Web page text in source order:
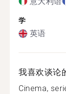
学
英语
我喜欢谈论
Cinema,